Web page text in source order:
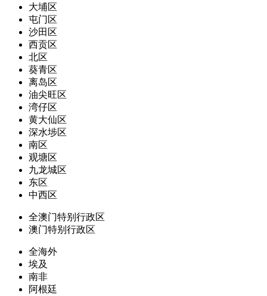
大埔区
屯门区
沙田区
西贡区
北区
葵青区
离岛区
油尖旺区
湾仔区
黄大仙区
深水埗区
南区
观塘区
九龙城区
东区
中西区
全澳门特别行政区
澳门特别行政区
全海外
埃及
南非
阿根廷